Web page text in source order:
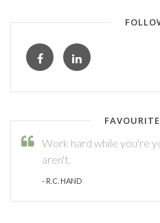
Work hard while you're
aren't.
- R.C. HAND